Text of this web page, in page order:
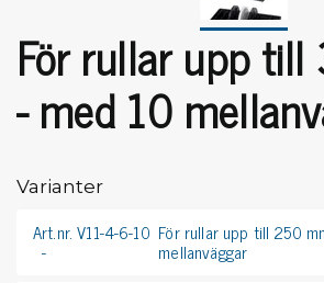
För rullar upp
- med 10
Varianter
Art.nr. V11-4-6-10 För rullar upp till 250
mellanväggar